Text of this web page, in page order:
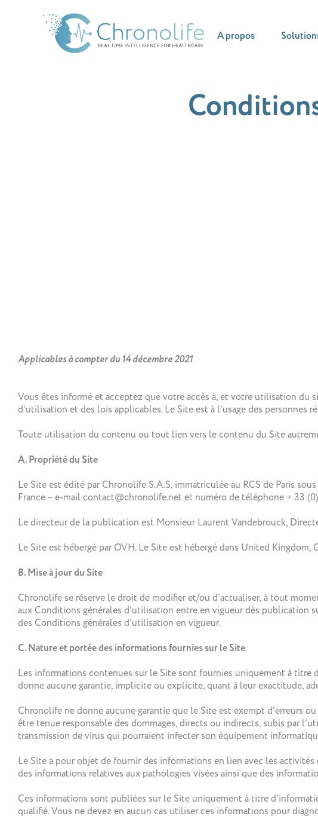
A propos
Applicables à compter du 14 décembre 2021
Vous êtes informé et acceptez que votre accès à, et votre utilisation du
d’utilisation et des lois applicables. Le Site est à l’usage des personnes
Toute utilisation du contenu ou tout lien vers le contenu du Site
A. Propriété du Site
Le Site est édité par Chronolife S.A.S, immatriculée au RCS de Paris
France – e-mail contact@chronolife.net et numéro de téléphone + 33
Le directeur de la publication est Monsieur Laurent Vandebrouck,
Le Site est hébergé par OVH. Le Site est hébergé dans United Kingdom,
B. Mise à jour du Site
Chronolife se réserve le droit de modifier et/ou d’actualiser, à tout
aux Conditions générales d’utilisation entre en vigueur dès publication
des Conditions générales d’utilisation en vigueur.
C. Nature et portée des informations fournies sur le Site
Les informations contenues sur le Site sont fournies uniquement à titre
donne aucune garantie, implicite ou explicite, quant à leur exactitude,
Chronolife ne donne aucune garantie que le Site est exempt d’erreurs
être tenue responsable des dommages, directs ou indirects, subis par
transmission de virus qui pourraient infecter son équipement
Le Site a pour objet de fournir des informations en lien avec les
des informations relatives aux pathologies visées ainsi que des
Ces informations sont publiées sur le Site uniquement à titre
qualifié. Vous ne devez en aucun cas utiliser ces informations pour